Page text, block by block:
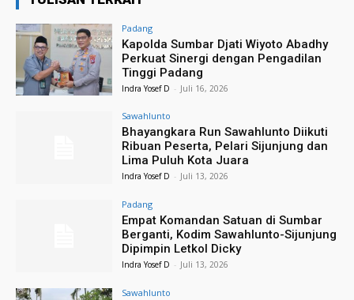
Padang
Kapolda Sumbar Djati Wiyoto Abadhy
Perkuat Sinergi dengan Pengadilan
Tinggi Padang
Indra Yosef D - Juli 16, 2026
Sawahlunto
Bhayangkara Run Sawahlunto Diikuti
Ribuan Peserta, Pelari Sijunjung dan
Lima Puluh Kota Juara
Indra Yosef D - Juli 13, 2026
Padang
Empat Komandan Satuan di Sumbar
Berganti, Kodim Sawahlunto-Sijunjung
Dipimpin Letkol Dicky
Indra Yosef D - Juli 13, 2026
Sawahlunto